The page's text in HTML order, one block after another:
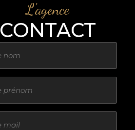
L'agence
CONTACT